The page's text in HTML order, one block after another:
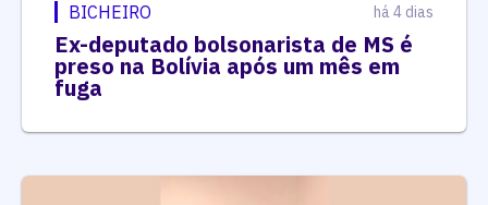
BICHEIRO há 4 dias
Ex-deputado bolsonarista de MS é
preso na Bolívia após um mês em
fuga